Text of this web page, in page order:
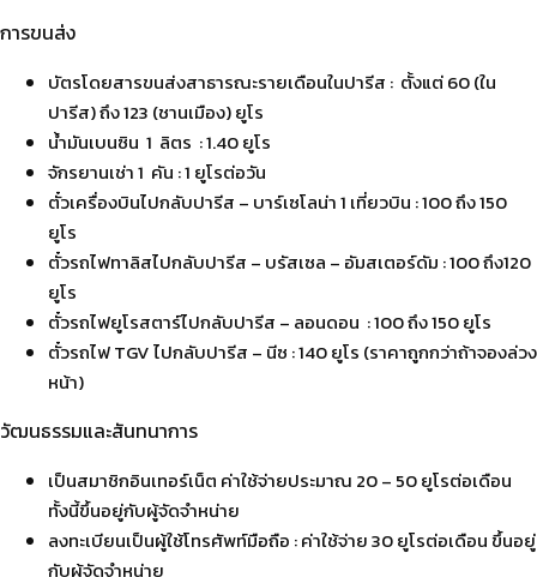
การขนส่ง
บัตรโดยสารขนส่งสาธารณะรายเดือนในปารีส : ตั้งแต่ 60 (ใน
ปารีส) ถึง 123 (ชานเมือง) ยูโร
น้ำมันเบนซิน 1 ลิตร : 1.40 ยูโร
จักรยานเช่า 1 คัน : 1 ยูโรต่อวัน
ตั๋วเครื่องบินไปกลับปารีส – บาร์เซโลน่า 1 เที่ยวบิน : 100 ถึง 150
ยูโร
ตั๋วรถไฟทาลิสไปกลับปารีส – บรัสเซล – อัมสเตอร์ดัม : 100 ถึง120
ยูโร
ตั๋วรถไฟยูโรสตาร์ไปกลับปารีส – ลอนดอน : 100 ถึง 150 ยูโร
ตั๋วรถไฟ TGV ไปกลับปารีส – นีซ : 140 ยูโร (ราคาถูกกว่าถ้าจองล่วง
หน้า)
วัฒนธรรมและสันทนาการ
เป็นสมาชิกอินเทอร์เน็ต ค่าใช้จ่ายประมาณ 20 – 50 ยูโรต่อเดือน
ทั้งนี้ขึ้นอยู่กับผู้จัดจำหน่าย
ลงทะเบียนเป็นผู้ใช้โทรศัพท์มือถือ : ค่าใช้จ่าย 30 ยูโรต่อเดือน ขึ้นอยู่
กับผู้จัดจำหน่าย